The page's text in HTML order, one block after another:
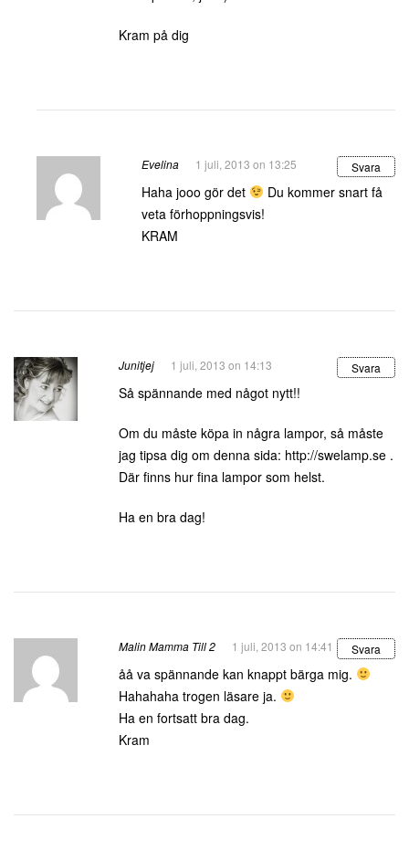
Kram på dig
Evelina 1 juli, 2013 on 13:25 Svara
Haha jooo gör det
Du kommer snart få
veta förhoppningsvis!
KRAM
Junitjej 1 juli, 2013 on 14:13 Svara
Så spännande med något nytt!!
Om du måste köpa in några lampor, så måste
jag tipsa dig om denna sida: http://swelamp.se .
Där finns hur fina lampor som helst.
Ha en bra dag!
Malin Mamma Till 2 1 juli, 2013 on 14:41 Svara
åå va spännande kan knappt bärga mig.
Hahahaha trogen läsare ja.
Ha en fortsatt bra dag.
Kram